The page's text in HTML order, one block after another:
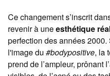
Ce changement s’inscrit
revenir à uneesthétique
perfection des années
l'image du #bodypositive, la
prend de l’ampleur, prônant